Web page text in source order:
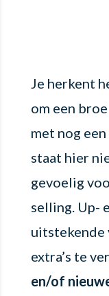
Je herkent
om een
met nog
staat hier
gevoelig
selling. Up-
uitstekende
extra’s te
en/of